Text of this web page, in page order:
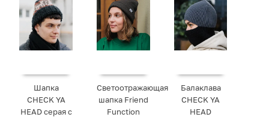
Шапка
CHECK YA
HEAD серая с
Светоотражающая
шапка Friend
Function
Балаклава
CHECK YA
HEAD